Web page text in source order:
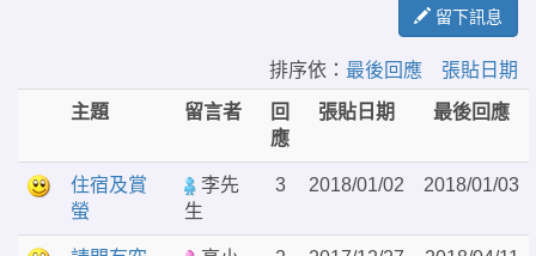
留下訊息
排序依： 最後回應 張貼日期
主題 留言者
回
應
張貼日期 最後回應
住宿及賞
螢
李先
生
3 2018/01/02 2018/01/03